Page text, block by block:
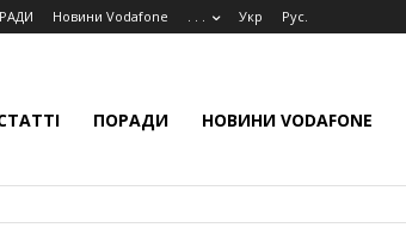
Новини Vodafone . . . Укр Рус.
ПОРАДИ НОВИНИ VODAFONE